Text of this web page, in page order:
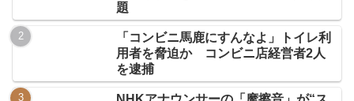
題
「コンビニ馬鹿にすんなよ」トイレ利
用者を脅迫か コンビニ店経営者2人
を逮捕